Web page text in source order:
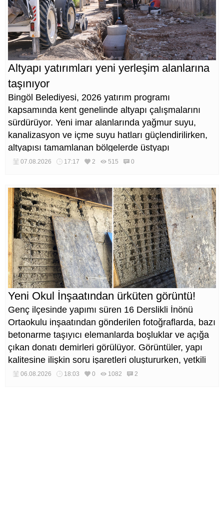
Altyapı yatırımları yeni yerleşim alanlarına
taşınıyor
Bingöl Belediyesi, 2026 yatırım programı
kapsamında kent genelinde altyapı çalışmalarını
sürdürüyor. Yeni imar alanlarında yağmur suyu,
kanalizasyon ve içme suyu hatları güçlendirilirken,
altyapısı tamamlanan bölgelerde üstyapı
düzenlemeleri de eş zamanlı yürütülüyor.
07.08.2026 17:17 2 515 0
Yeni Okul İnşaatından ürküten görüntü!
Genç ilçesinde yapımı süren 16 Derslikli İnönü
Ortaokulu inşaatından gönderilen fotoğraflarda, bazı
betonarme taşıyıcı elemanlarda boşluklar ve açığa
çıkan donatı demirleri görülüyor. Görüntüler, yapı
kalitesine ilişkin soru işaretleri oluştururken, yetkili
kurumların teknik inceleme yapması çağrısı yapıldı.
06.08.2026 18:03 0 1082 2